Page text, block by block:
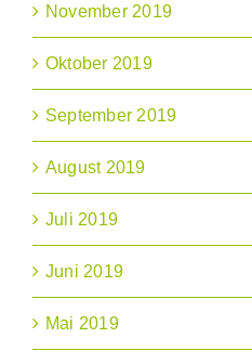
November 2019
Oktober 2019
September 2019
August 2019
Juli 2019
Juni 2019
Mai 2019